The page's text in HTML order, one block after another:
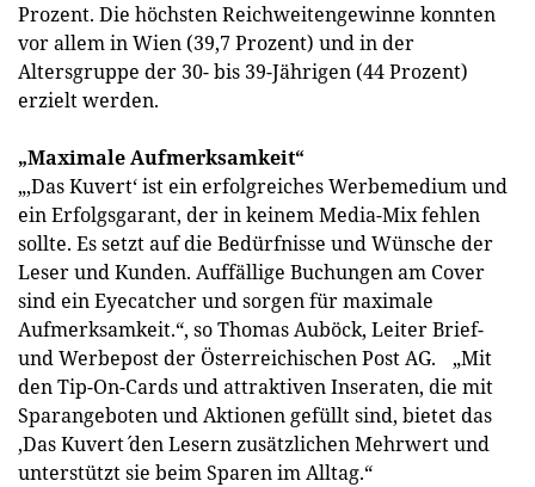
Prozent. Die höchsten Reichweitengewinne konnten
vor allem in Wien (39,7 Prozent) und in der
Altersgruppe der 30- bis 39-Jährigen (44 Prozent)
erzielt werden.
„Maximale Aufmerksamkeit“
„‚Das Kuvert‘ ist ein erfolgreiches Werbemedium und
ein Erfolgsgarant, der in keinem Media-Mix fehlen
sollte. Es setzt auf die Bedürfnisse und Wünsche der
Leser und Kunden. Auffällige Buchungen am Cover
sind ein Eyecatcher und sorgen für maximale
Aufmerksamkeit.“, so Thomas Auböck, Leiter Brief-
und Werbepost der Österreichischen Post AG. „Mit
den Tip-On-Cards und attraktiven Inseraten, die mit
Sparangeboten und Aktionen gefüllt sind, bietet das
‚Das Kuvert´ den Lesern zusätzlichen Mehrwert und
unterstützt sie beim Sparen im Alltag.“